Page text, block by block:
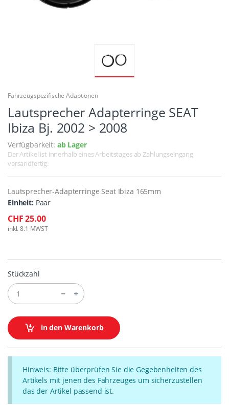
Fahrzeugspezifische Adaptionen
Lautsprecher Adapterringe SEAT
Ibiza Bj. 2002 > 2008
Verfügbarkeit: ab Lager
Der Artikel ist innerhalb eines Arbeitstages ab Zahlungseingang
versandfertig.
Lautsprecher-Adapterringe Seat Ibiza 165mm
Einheit: Paar
CHF 25.00
inkl. 8.1 MWST
Stückzahl
in den Warenkorb
Hinweis: Bitte überprüfen Sie die Gegebenheiten des
Artikels mit jenen des Fahrzeuges um sicherzustellen
das der Artikel passend ist.